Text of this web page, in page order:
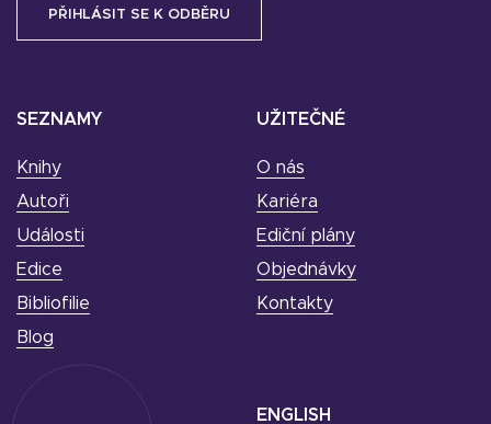
SEZNAMY
Knihy
Autoři
Události
Edice
Bibliofilie
Blog
UŽITEČNÉ
O nás
Kariéra
Ediční plány
Objednávky
Kontakty
ENGLISH